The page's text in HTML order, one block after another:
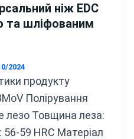
ніж EDC
та шліфованим
2024
продукту
Полірування
лезо Товщина леза:
59 HRC Матеріал